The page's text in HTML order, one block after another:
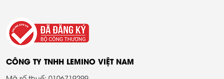
CÔNG TY TNHH LEMINO VIỆT NAM